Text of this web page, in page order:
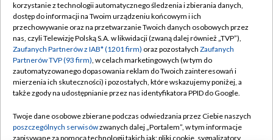
TVP
Abonament TVP
Emisja w TVP
Centrum informacji TVP
Naziemna Telewizja Cyfrowa
Rada Programowa
Regulamin TVP
Polityka prywatności
Moje zgody
Pomoc
Kontakt
korzystanie z technologii automatycznego śledzenia i zbierania danych,
dostęp do informacji na Twoim urządzeniu końcowym i ich
przechowywanie oraz na przetwarzanie Twoich danych osobowych przez
nas, czyli Telewizję Polską S.A. w likwidacji (zwaną dalej również „TVP”),
Zaufanych Partnerów z IAB* (1201 firm) oraz pozostałych Zaufanych
Partnerów TVP (93 firm), w celach marketingowych (w tym do
zautomatyzowanego dopasowania reklam do Twoich zainteresowań i
mierzenia ich skuteczności) i pozostałych, które wskazujemy poniżej, a
także zgody na udostępnianie przez nas identyfikatora PPID do Google.
Twoje dane osobowe zbierane podczas odwiedzania przez Ciebie naszych
poszczególnych serwisówzwanych dalej „Portalem”, w tym informacje
zapisywane za pomocą technologii takich jak: pliki cookie, sygnalizatory